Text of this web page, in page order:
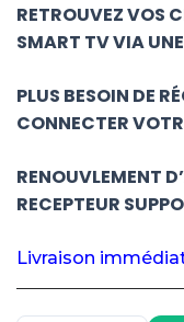
RETROUVEZ VOS
SMART TV VIA
PLUS BESOIN DE
CONNECTER
RENOUVLEMENT
RECEPTEUR
Livraison